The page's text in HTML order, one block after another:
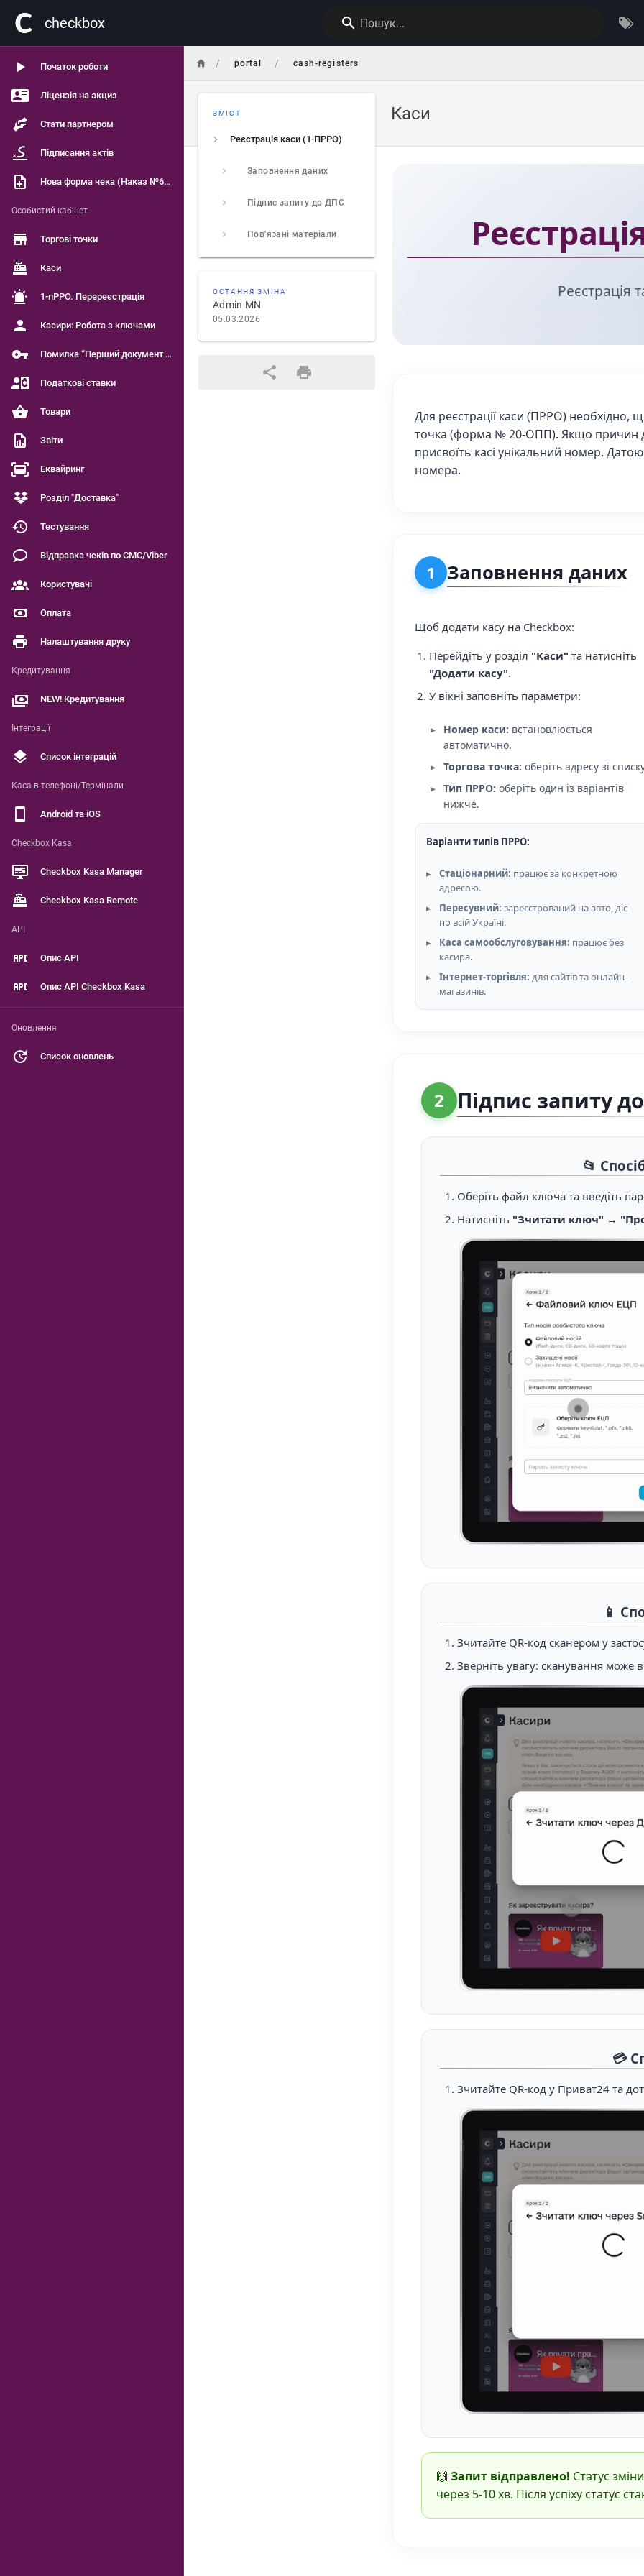
сheckbox Пошук...
Початок роботи
Ліцензія на акциз
Стати партнером
Підписання актів
Нова форма чека (Наказ №601)
Особистий кабінет
Торгові точки
Каси
1-пРРО. Перереєстрація
Касири: Робота з ключами
Помилка “Перший документ є чинним”
Податкові ставки
Товари
Звіти
Еквайринг
Розділ "Доставка"
Тестування
Відправка чеків по СМС/Viber
Користувачі
Оплата
Налаштування друку
Кредитування
NEW! Кредитування
Інтеграції
Список інтеграцій
Каса в телефоні/Термінали
Android та iOS
Checkbox Kasa
Checkbox Kasa Manager
Checkbox Kasa Remote
API
Опис API
Опис API Checkbox Kasa
Оновлення
Список оновлень
/ portal / cash-registers
Каси
ЗМІСТ
Реєстрація каси (1-ПРРО)
Заповнення даних
Підпис запиту до ДПС
Пов'язані матеріали
ОСТАННЯ ЗМІНА
Admin MN
05.03.2026
Реєстрація
Для реєстрації каси (ПРРО)
точка (форма № 20-ОПП). Якщо причин
присвоїть касі унікальний номер.
номера.
1 Заповнення даних
Щоб додати касу на Checkbox:
Перейдіть у розділ "Каси" та натисніть
"Додати касу".
У вікні заповніть параметри:
Номер каси: встановлюється
автоматично.
Торгова точка: оберіть адресу зі
Тип ПРРО: оберіть один із варіантів
нижче.
Варіанти типів ПРРО:
Стаціонарний: працює за конкретною
адресою.
Пересувний: зареєстрований на авто, діє
по всій Україні.
Каса самообслуговування: працює без
касира.
Інтернет-торгівля: для сайтів та онлайн-
магазинів.
2 Підпис запиту
📂
Оберіть файл ключа та введіть
Натисніть "Зчитати ключ" →
📱
Зчитайте QR-код сканером у
Зверніть увагу: сканування може
💳
Зчитайте QR-код у Приват24 та
🙌Запит відправлено! Статус
через 5-10 хв. Після успіху статус